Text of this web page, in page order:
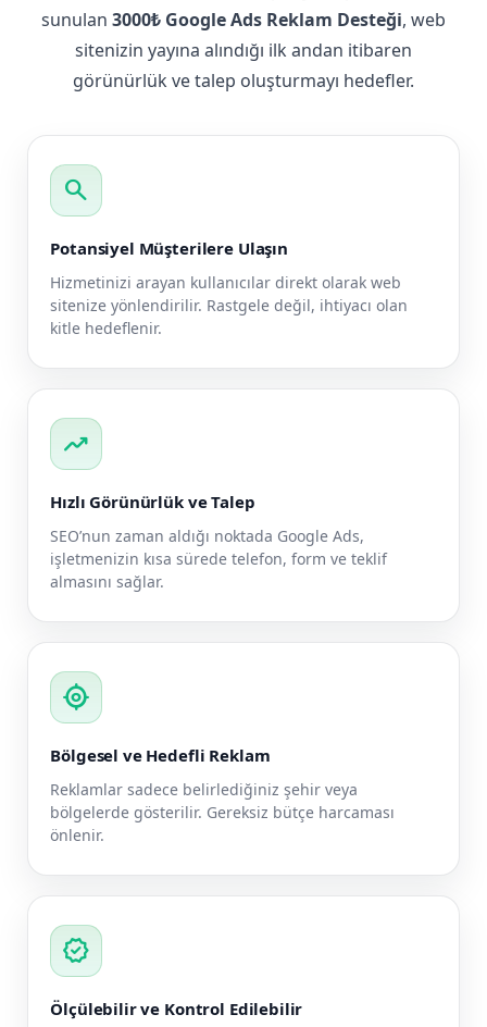
sunulan 3000₺ Google Ads Reklam Desteği, web
sitenizin yayına alındığı ilk andan itibaren
görünürlük ve talep oluşturmayı hedefler.
search
Potansiyel Müşterilere Ulaşın
Hizmetinizi arayan kullanıcılar direkt olarak web
sitenize yönlendirilir. Rastgele değil, ihtiyacı olan
kitle hedeflenir.
trending_up
Hızlı Görünürlük ve Talep
SEO’nun zaman aldığı noktada Google Ads,
işletmenizin kısa sürede telefon, form ve teklif
almasını sağlar.
my_location
Bölgesel ve Hedefli Reklam
Reklamlar sadece belirlediğiniz şehir veya
bölgelerde gösterilir. Gereksiz bütçe harcaması
önlenir.
verified
Ölçülebilir ve Kontrol Edilebilir